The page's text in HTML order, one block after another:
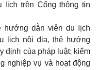
lịch trên Cổng thông tin
hướng dẫn viên du lịch
lịch nội địa, thẻ hướng
định của pháp luật; kiểm
nghiệp vụ và hoạt động